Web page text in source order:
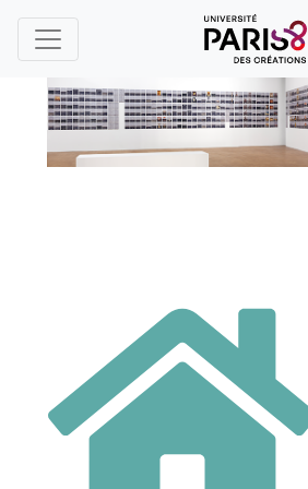
Panneau de gestion des cookies